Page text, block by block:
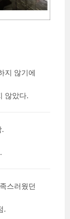
지 않기에
않았다.
.
스러웠던
.